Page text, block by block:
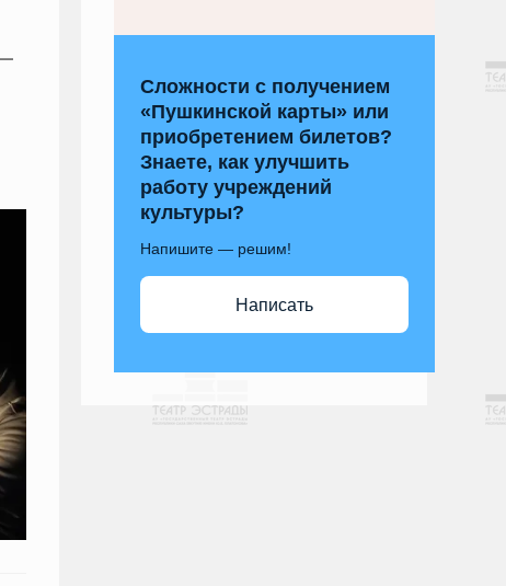
Сложности с получением
«Пушкинской карты» или
приобретением билетов?
Знаете, как улучшить
работу учреждений
культуры?
Напишите — решим!
Написать